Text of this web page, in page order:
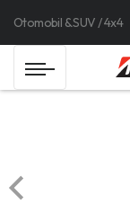
Otomobil & SUV / 4x4